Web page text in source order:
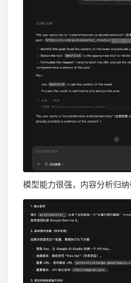
模型能力很强，内容分析归